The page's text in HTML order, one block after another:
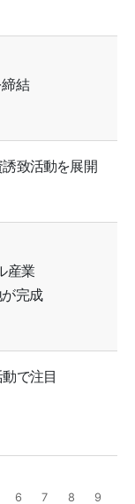
結
致活動を展開
産業
完成
で注目
6 7 8 9